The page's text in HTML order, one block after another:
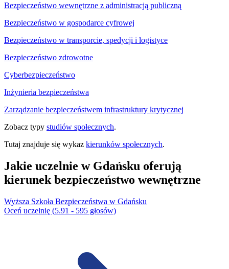
Bezpieczeństwo wewnętrzne z administracją publiczną
Bezpieczeństwo w gospodarce cyfrowej
Bezpieczeństwo w transporcie, spedycji i logistyce
Bezpieczeństwo zdrowotne
Cyberbezpieczeństwo
Inżynieria bezpieczeństwa
Zarządzanie bezpieczeństwem infrastruktury krytycznej
Zobacz typy studiów społecznych.
Tutaj znajduje się wykaz kierunków społecznych.
Jakie uczelnie w Gdańsku oferują
kierunek bezpieczeństwo wewnętrzne
Wyższa Szkoła Bezpieczeństwa w Gdańsku
Oceń uczelnię (5.91 - 595 głosów)